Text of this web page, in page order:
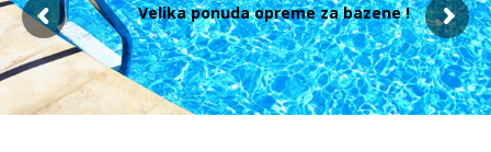
Velika ponuda opreme za bazene !